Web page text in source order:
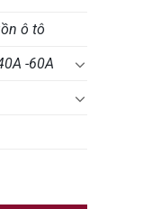
ô tô
-60A